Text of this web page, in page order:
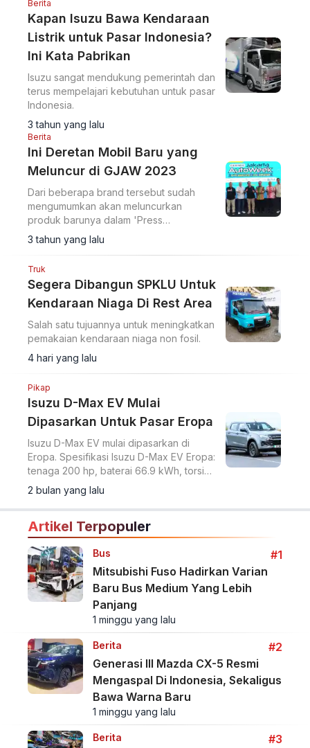
Berita
Kapan Isuzu Bawa Kendaraan
Listrik untuk Pasar Indonesia?
Ini Kata Pabrikan
Isuzu sangat mendukung pemerintah dan
terus mempelajari kebutuhan untuk pasar
Indonesia.
3 tahun yang lalu
Berita
Ini Deretan Mobil Baru yang
Meluncur di GJAW 2023
Dari beberapa brand tersebut sudah
mengumumkan akan meluncurkan
produk barunya dalam 'Press
Conference GJAW 2023
3 tahun yang lalu
Truk
Segera Dibangun SPKLU Untuk
Kendaraan Niaga Di Rest Area
Salah satu tujuannya untuk meningkatkan
pemakaian kendaraan niaga non fosil.
4 hari yang lalu
Pikap
Isuzu D-Max EV Mulai
Dipasarkan Untuk Pasar Eropa
Isuzu D-Max EV mulai dipasarkan di
Eropa. Spesifikasi Isuzu D-Max EV Eropa:
tenaga 200 hp, baterai 66.9 kWh, torsi
347 Nm, range 263-335 km WLTP.
2 bulan yang lalu
Artikel Terpopuler
Bus
#1
Mitsubishi Fuso Hadirkan Varian
Baru Bus Medium Yang Lebih
Panjang
1 minggu yang lalu
Berita
#2
Generasi III Mazda CX-5 Resmi
Mengaspal Di Indonesia, Sekaligus
Bawa Warna Baru
1 minggu yang lalu
Berita
#3